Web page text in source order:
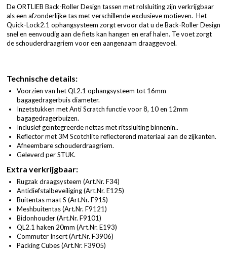
De ORTLIEB Back-Roller Design tassen met rolsluiting zijn verkrijgbaar
als een afzonderlijke tas met verschillende exclusieve motieven. Het
Quick-Lock2.1 ophangsysteem zorgt ervoor dat u de Back-Roller Design
snel en eenvoudig aan de fiets kan hangen en eraf halen. Te voet zorgt
de schouderdraagriem voor een aangenaam draaggevoel.
Technische details:
Voorzien van het QL2.1 ophangsysteem tot 16mm
bagagedragerbuis diameter.
Inzetstukken met Anti Scratch functie voor 8, 10 en 12mm
bagagedragerbuizen.
Inclusief geïntegreerde nettas met ritssluiting binnenin..
Reflector met 3M Scotchlite reflecterend materiaal aan de zijkanten.
Afneembare schouderdraagriem.
Geleverd per STUK.
Extra verkrijgbaar:
Rugzak draagsysteem (Art.Nr. F34)
Antidiefstalbeveiliging (Art.Nr. E125)
Buitentas maat S (Art.Nr. F91S)
Meshbuitentas (Art.Nr. F9121)
Bidonhouder (Art.Nr. F9101)
QL2.1 haken 20mm (Art.Nr. E193)
Commuter Insert (Art.Nr. F3906)
Packing Cubes (Art.Nr. F3905)